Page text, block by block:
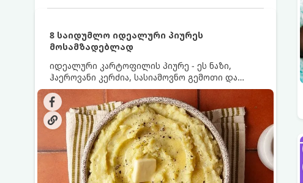
8 საიდუმლო იდეალური პიურეს
მოსამზადებლად
იდეალური კარტოფილის პიურე - ეს ნაზი,
ჰაეროვანი კერძია, სასიამოვნო გემოთი და
ნაღების-მოყვითალო ფერით. მისი მომზადება
ძალიან მარტივია, მაგრამ არსებობს რამდენიმე
საიდუმლო, რომლებიც უნდა იცოდეთ, რომ
პიურე იდეალურად გემრიელი გამოვიდეს.